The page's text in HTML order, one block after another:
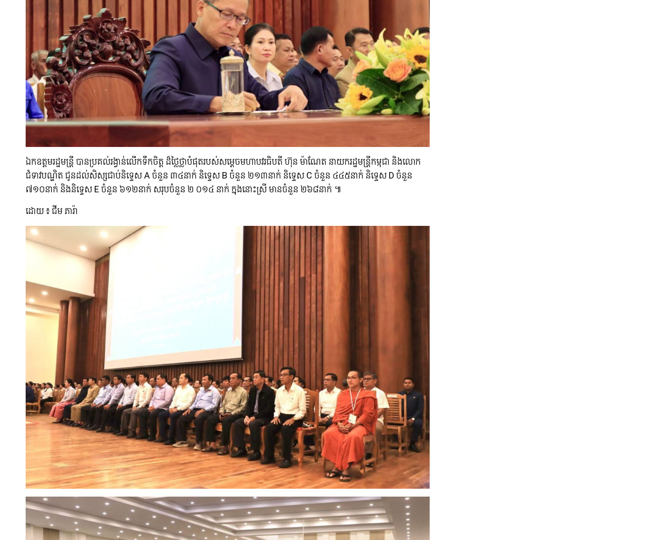
ឯកឧត្តមរដ្ឋមន្រ្តី បានប្រគល់រង្វាន់លើកទឹកចិត្ត ដ៏ថ្លៃថ្លាបំផុតរបស់សម្តេចមហាបវរធិបតី ហ៊ុន ម៉ាណែត នាយករដ្ឋមន្រ្តីកម្ពុជា និងលោក
ជំទាវបណ្ឌិត ជូនដល់សិស្សជាប់និទ្ទេស A ចំនួន ៣៤នាក់ និទ្ទេស B ចំនួន ២១៣នាក់ និទ្ទេស C ចំនួន ៤៤៥នាក់ និទ្ទេស D ចំនួន
៧១០នាក់ និងនិទ្ទេស E ចំនួន ៦១២នាក់ សរុបចំនួន ២ ០១៤ នាក់ ក្នុងនោះស្រី មានចំនួន ២៦៨នាក់ ៕
ដោយ ៖ ជីម ភារ៉ា